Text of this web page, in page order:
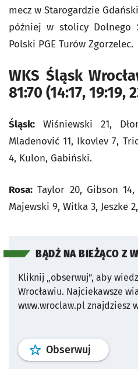
mecz w Starogardzie
później w stolicy Dolnego
Polski PGE Turów Zgorzelec.
WKS Śląsk
81:70 (14:17, 19:19,
Śląsk: Wiśniewski 21,
Mladenović 11, Ikovlev 7,
4, Kulon, Gabiński.
Rosa: Taylor 20, Gibson 14,
Majewski 9, Witka 3, Jeszke
BĄDŹ NA BIEŻĄCO Z
Kliknij „obserwuj”, aby
Wrocławiu. Najciekawsze
www.wroclaw.pl znajdziesz
Obserwuj profil